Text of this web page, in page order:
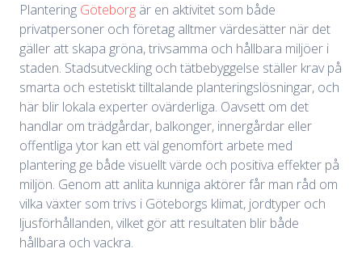
Plantering Göteborg är en aktivitet som både
privatpersoner och företag alltmer värdesätter när det
gäller att skapa gröna, trivsamma och hållbara miljöer i
staden. Stadsutveckling och tätbebyggelse ställer krav på
smarta och estetiskt tilltalande planteringslösningar, och
här blir lokala experter ovärderliga. Oavsett om det
handlar om trädgårdar, balkonger, innergårdar eller
offentliga ytor kan ett väl genomfört arbete med
plantering ge både visuellt värde och positiva effekter på
miljön. Genom att anlita kunniga aktörer får man råd om
vilka växter som trivs i Göteborgs klimat, jordtyper och
ljusförhållanden, vilket gör att resultaten blir både
hållbara och vackra.